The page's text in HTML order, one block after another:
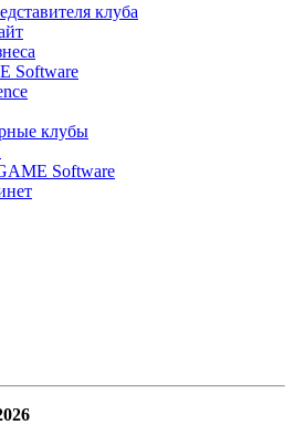
клуба
Software
клубы
Software